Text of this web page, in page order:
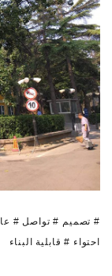
احتواء # قابلية البناء